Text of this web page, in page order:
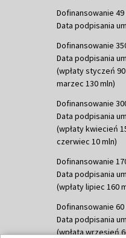
Dofinansowanie 49
Data podpisania
Dofinansowanie
Data podpisania
(wpłaty styczeń
marzec 130 mln)
Dofinansowanie
Data podpisania
(wpłaty kwiecień
czerwiec 10 mln)
Dofinansowanie
Data podpisania
(wpłaty lipiec 160
Dofinansowanie 60
Data podpisania
(wpłata wrzesień